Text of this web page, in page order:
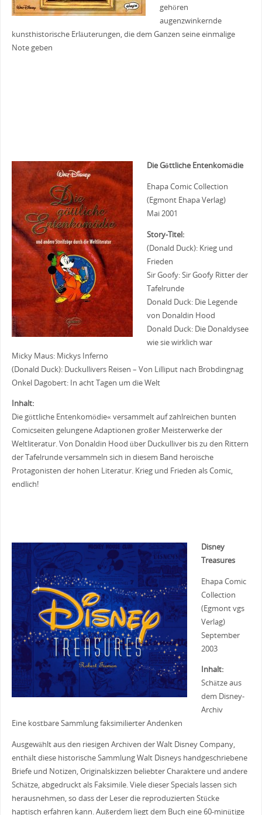
gehören
augenzwinkernde
kunsthistorische Erläuterungen, die dem Ganzen seine einmalige
Note geben
Die Göttliche Entenkomödie
Ehapa Comic Collection
(Egmont Ehapa Verlag)
Mai 2001
Story-Titel:
(Donald Duck): Krieg und
Frieden
Sir Goofy: Sir Goofy Ritter der
Tafelrunde
Donald Duck: Die Legende
von Donaldin Hood
Donald Duck: Die Donaldysee
wie sie wirklich war
Micky Maus: Mickys Inferno
(Donald Duck): Duckullivers Reisen – Von Lilliput nach Brobdingnag
Onkel Dagobert: In acht Tagen um die Welt
Inhalt:
Die göttliche Entenkomödie« versammelt auf zahlreichen bunten
Comicseiten gelungene Adaptionen großer Meisterwerke der
Weltliteratur. Von Donaldin Hood über Duckulliver bis zu den Rittern
der Tafelrunde versammeln sich in diesem Band heroische
Protagonisten der hohen Literatur. Krieg und Frieden als Comic,
endlich!
Disney
Treasures
Ehapa Comic
Collection
(Egmont vgs
Verlag)
September
2003
Inhalt:
Schätze aus
dem Disney-
Archiv
Eine kostbare Sammlung faksimilierter Andenken
Ausgewählt aus den riesigen Archiven der Walt Disney Company,
enthält diese historische Sammlung Walt Disneys handgeschriebene
Briefe und Notizen, Originalskizzen beliebter Charaktere und andere
Schätze, abgedruckt als Faksimile. Viele dieser Specials lassen sich
herausnehmen, so dass der Leser die reproduzierten Stücke
haptisch erfahren kann. Außerdem liegt dem Buch eine 60-minütige